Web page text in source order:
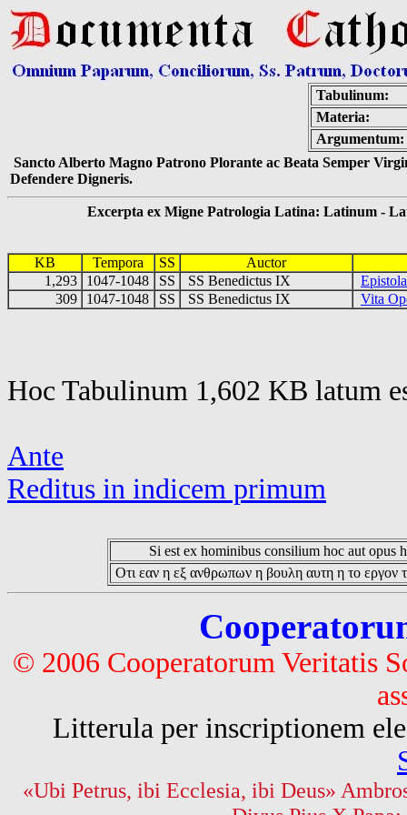
Tabulinum:
Materia:
Argumentum:
Sancto Alberto Magno Patrono Plorante ac Beata Semper
Defendere Digneris.
Excerpta ex Migne Patrologia Latina: Latinum -
KB Tempora SS
Auctor
1,293
1047-1048 SS SS Benedictus IX
309
1047-1048 SS SS Benedictus IX Vita
Hoc Tabulinum 1,602 KB latum
Ante
Reditus in indicem primum
Si est ex hominibus consilium hoc aut opus
Οτι εαν η εξ ανθρωπων η βουλη αυτη η το εργον
© 2006 Cooperatorum Veritatis
Litterula per inscriptionem
«Ubi Petrus, ibi Ecclesia, ibi Deus»